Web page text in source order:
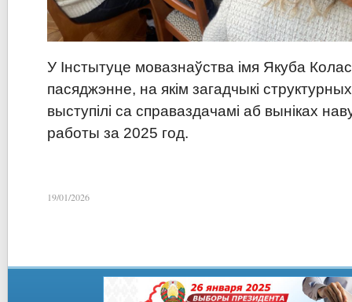
У Інстытуце мовазнаўства імя Якуба
пасяджэнне, на якім загадчыкі
выступілі са справаздачамі аб выніках
работы за 2025 год.
19/01/2026